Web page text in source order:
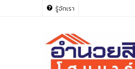
รู้จักเรา